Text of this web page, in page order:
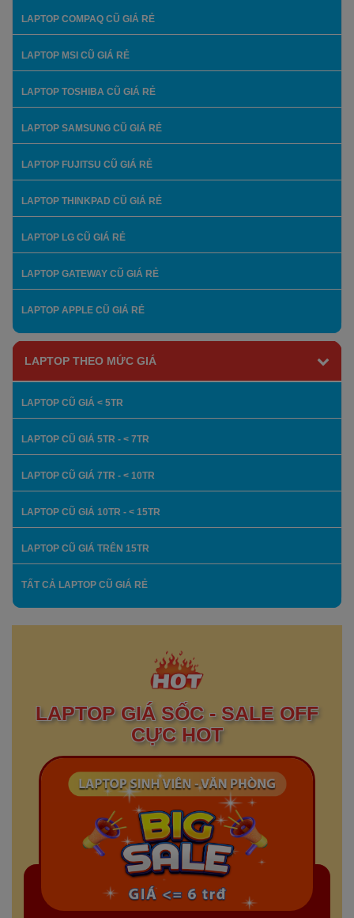
LAPTOP COMPAQ CŨ GIÁ RẺ
LAPTOP MSI CŨ GIÁ RẺ
LAPTOP TOSHIBA CŨ GIÁ RẺ
LAPTOP SAMSUNG CŨ GIÁ RẺ
LAPTOP FUJITSU CŨ GIÁ RẺ
LAPTOP THINKPAD CŨ GIÁ RẺ
LAPTOP LG CŨ GIÁ RẺ
LAPTOP GATEWAY CŨ GIÁ RẺ
LAPTOP APPLE CŨ GIÁ RẺ
LAPTOP THEO MỨC GIÁ
LAPTOP CŨ GIÁ < 5TR
LAPTOP CŨ GIÁ 5TR - < 7TR
LAPTOP CŨ GIÁ 7TR - < 10TR
LAPTOP CŨ GIÁ 10TR - < 15TR
LAPTOP CŨ GIÁ TRÊN 15TR
TẤT CẢ LAPTOP CŨ GIÁ RẺ
LAPTOP GIÁ SỐC - SALE OFF
CỰC HOT